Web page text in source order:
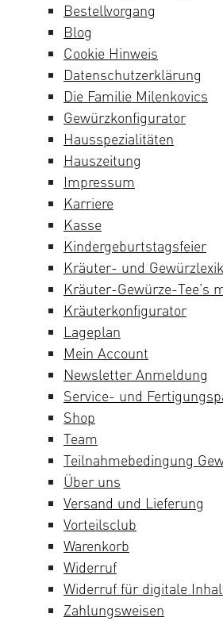
Bestellvorgang
Blog
Cookie Hinweis
Datenschutzerklärung
Die Familie Milenkovics
Gewürzkonfigurator
Hausspezialitäten
Hauszeitung
Impressum
Karriere
Kasse
Kindergeburtstagsfeier
Kräuter- und
Kräuter-Gewürze-Tee’s
Kräuterkonfigurator
Lageplan
Mein Account
Newsletter Anmeldung
Service- und
Shop
Team
Teilnahmebedingung
Über uns
Versand und Lieferung
Vorteilsclub
Warenkorb
Widerruf
Widerruf für digitale
Zahlungsweisen